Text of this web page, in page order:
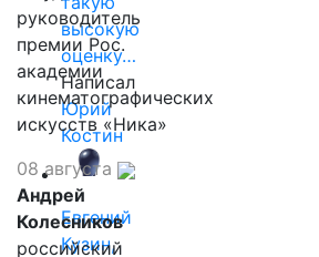
высокую
оценку…
Написал
Юрий
Костин
Евгений
Кузин,
руководитель
премии Рос.
академии
кинематографических
искусств «Ника»
08 августа
Андрей
Колесников
российский